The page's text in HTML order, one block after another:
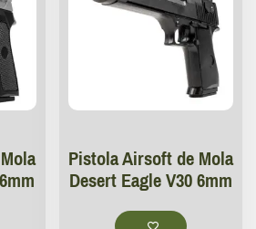
Pistola Airsoft de Mola
Desert Eagle V30 6mm